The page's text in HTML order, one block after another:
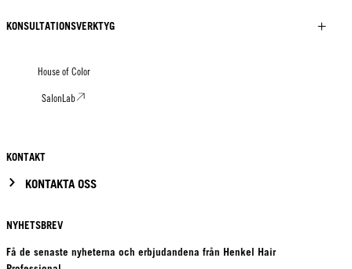
KONSULTATIONSVERKTYG
House of Color
SalonLab
KONTAKT
KONTAKTA OSS
NYHETSBREV
Få de senaste nyheterna och erbjudandena från Henkel Hair